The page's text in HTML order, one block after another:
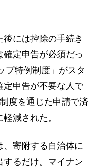
には控除の手続き
確定申告が必須だっ
プ特例制度」がスタ
定申告が不要な人で
度を通じた申請で済
減された。
、寄附する自治体に
するだけ。マイナン